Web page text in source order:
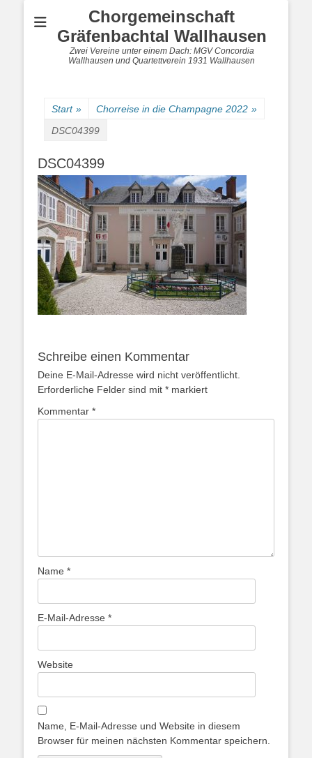
Chorgemeinschaft
Gräfenbachtal Wallhausen
Zwei Vereine unter einem Dach: MGV Concordia
Wallhausen und Quartettverein 1931 Wallhausen
Start » Chorreise in die Champagne 2022 »
DSC04399
DSC04399
Schreibe einen Kommentar
Deine E-Mail-Adresse wird nicht veröffentlicht.
Erforderliche Felder sind mit * markiert
Kommentar *
Name *
E-Mail-Adresse *
Website
Name, E-Mail-Adresse und Website in diesem
Browser für meinen nächsten Kommentar speichern.